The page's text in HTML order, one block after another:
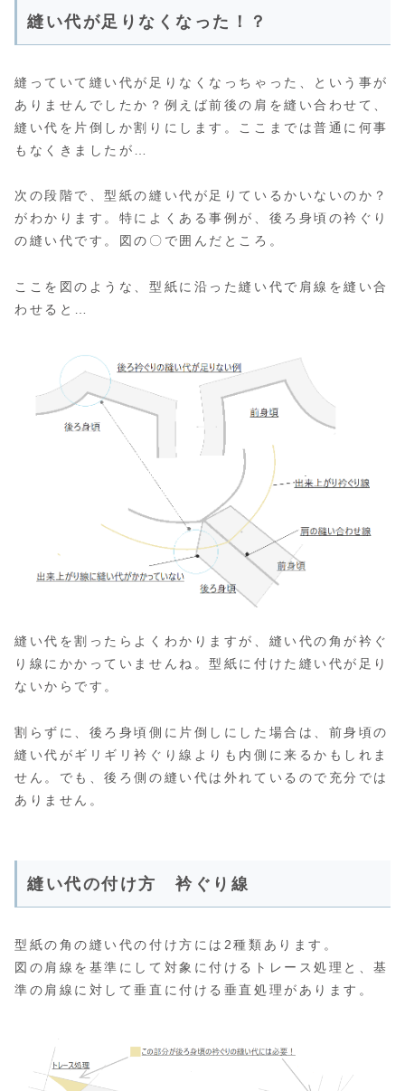
縫い代が足りなくなった！？
縫っていて縫い代が足りなくなっちゃった、という事が
ありませんでしたか？例えば前後の肩を縫い合わせて、
縫い代を片倒しか割りにします。ここまでは普通に何事
もなくきましたが…
次の段階で、型紙の縫い代が足りているかいないのか？
がわかります。特によくある事例が、後ろ身頃の衿ぐり
の縫い代です。図の〇で囲んだところ。
ここを図のような、型紙に沿った縫い代で肩線を縫い合
わせると…
縫い代を割ったらよくわかりますが、縫い代の角が衿ぐ
り線にかかっていませんね。型紙に付けた縫い代が足り
ないからです。
割らずに、後ろ身頃側に片倒しにした場合は、前身頃の
縫い代がギリギリ衿ぐり線よりも内側に来るかもしれま
せん。でも、後ろ側の縫い代は外れているので充分では
ありません。
縫い代の付け方 衿ぐり線
型紙の角の縫い代の付け方には2種類あります。
図の肩線を基準にして対象に付けるトレース処理と、基
準の肩線に対して垂直に付ける垂直処理があります。